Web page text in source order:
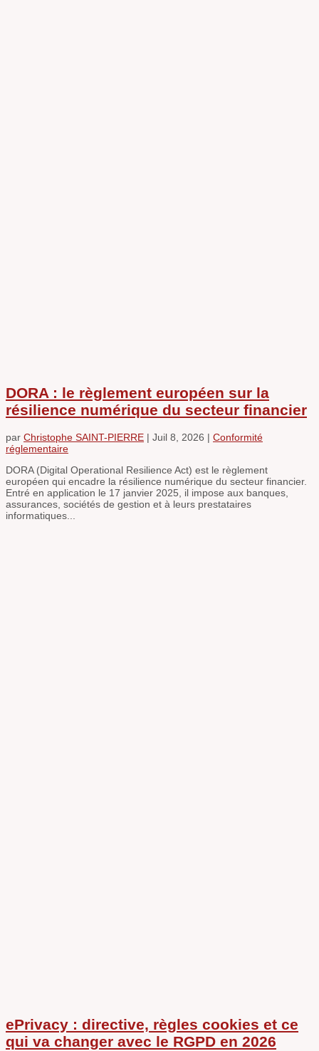
DORA : le règlement européen sur la
résilience numérique du secteur financier
par Christophe SAINT-PIERRE | Juil 8, 2026 | Conformité
réglementaire
DORA (Digital Operational Resilience Act) est le règlement
européen qui encadre la résilience numérique du secteur financier.
Entré en application le 17 janvier 2025, il impose aux banques,
assurances, sociétés de gestion et à leurs prestataires
informatiques...
ePrivacy : directive, règles cookies et ce
qui va changer avec le RGPD en 2026